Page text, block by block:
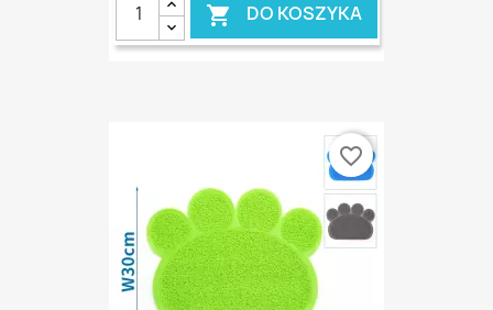
 DO KOSZYKA
favorite_border